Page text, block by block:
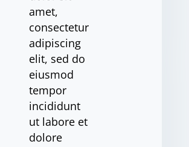
amet,
consectetur
adipiscing
elit, sed do
eiusmod
tempor
incididunt
ut labore et
dolore